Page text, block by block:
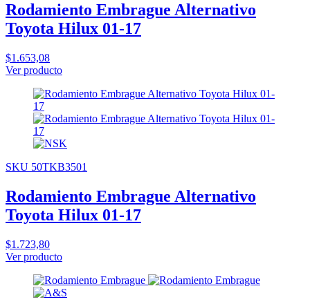
Rodamiento Embrague Alternativo
Toyota Hilux 01-17
$1.653,08
Ver producto
SKU 50TKB3501
Rodamiento Embrague Alternativo
Toyota Hilux 01-17
$1.723,80
Ver producto